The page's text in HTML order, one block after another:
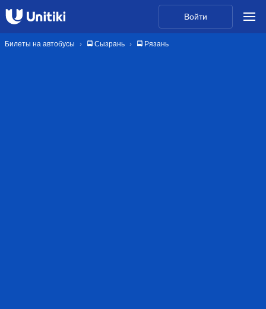
Войти
Билеты на автобусы 🚍 Сызрань 🚍 Рязань